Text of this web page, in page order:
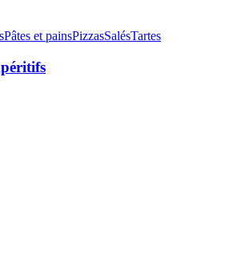
Pâtes et painsPizzasSalésTartes